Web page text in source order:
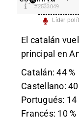
#2533049
Líder
El catalán
principal en
Catalán: 44 %
Castellano: 40
Portugués: 14
Francés: 10 %